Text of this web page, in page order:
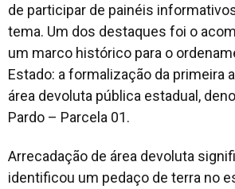
de participar de painéis
tema. Um dos destaques foi o
um marco histórico para o
Estado: a formalização da primeira
área devoluta pública estadual,
Pardo – Parcela 01.
Arrecadação de área devoluta
identificou um pedaço de terra no